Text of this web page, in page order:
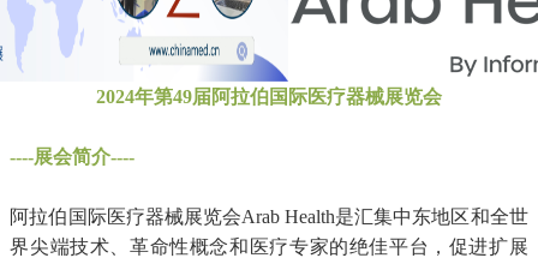
2024年第49届阿拉伯国际医疗器械展览会
----展会简介----
阿拉伯国际医疗器械展览会Arab Health是汇集中东地区和全世
界尖端技术、革命性概念和医疗专家的绝佳平台，促进扩展